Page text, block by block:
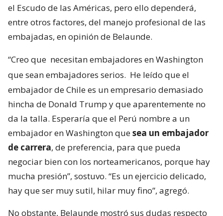
el Escudo de las Américas, pero ello dependerá,
entre otros factores, del manejo profesional de las
embajadas, en opinión de Belaunde.
“Creo que necesitan embajadores en Washington
que sean embajadores serios. He leído que el
embajador de Chile es un empresario demasiado
hincha de Donald Trump y que aparentemente no
da la talla. Esperaría que el Perú nombre a un
embajador en Washington quesea un embajador
de carrera, de preferencia, para que pueda
negociar bien con los norteamericanos, porque hay
mucha presión”, sostuvo. “Es un ejercicio delicado,
hay que ser muy sutil, hilar muy fino”, agregó.
No obstante, Belaunde mostró sus dudas respecto